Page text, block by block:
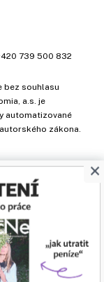
739 500 832
bez souhlasu
a.s. je
automatizované
zákona.
×